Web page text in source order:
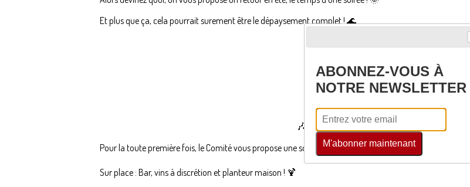
Et plus que ça, cela pourrait surement être le dépaysement complet ! 🌊
📍
📍Salle des fêtes à 20h30📍
🌴REPAS CRÉOLE🌴
🎶
Animation Créole & DJ par Ruddy Boyer
Pour la toute première fois, le Comité vous propose une soirée à thème avec un menu au choix ! 🍽
Sur place : Bar, vins à discrétion et planteur maison ! 🍹
ABONNEZ-VOUS À
NOTRE NEWSLETTER
M'abonner maintenant